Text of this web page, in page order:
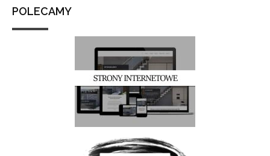
POLECAMY